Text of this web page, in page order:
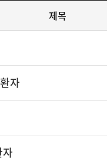
제목
자